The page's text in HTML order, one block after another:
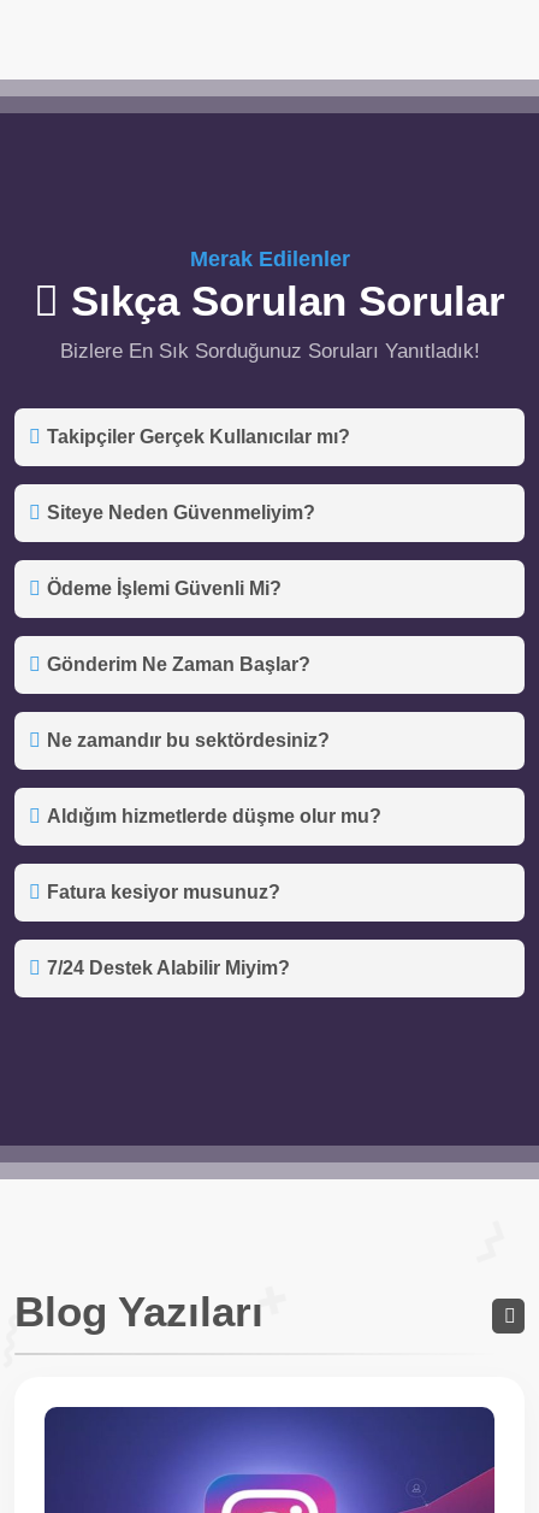
Merak Edilenler
Sıkça Sorulan Sorular
Bizlere En Sık Sorduğunuz Soruları Yanıtladık!
Takipçiler Gerçek Kullanıcılar mı?
Siteye Neden Güvenmeliyim?
Ödeme İşlemi Güvenli Mi?
Gönderim Ne Zaman Başlar?
Ne zamandır bu sektördesiniz?
Aldığım hizmetlerde düşme olur mu?
Fatura kesiyor musunuz?
7/24 Destek Alabilir Miyim?
Blog Yazıları